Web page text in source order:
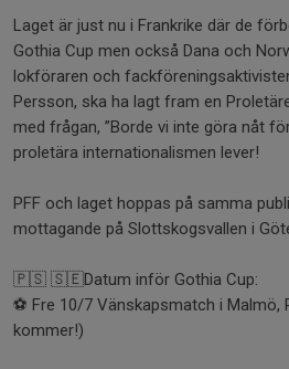
Laget är just nu i Frankrike där de
Gothia Cup men också Dana och
lokföraren och
Persson, ska ha lagt fram en
med frågan, ”Borde vi inte göra nåt
proletära internationalismen lever!
PFF och laget hoppas på samma
mottagande på Slottskogsvallen i
🇵🇸 🇸🇪Datum inför Gothia Cup:
⚽️ Fre 10/7 Vänskapsmatch i Malmö,
kommer!)